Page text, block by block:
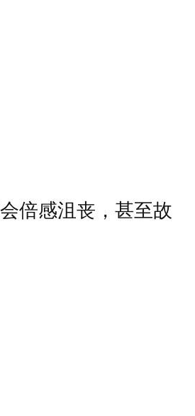
倍感沮丧，甚至故